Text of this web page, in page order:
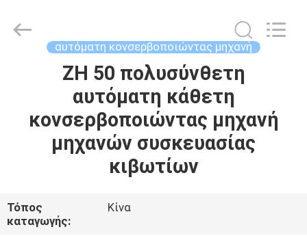
ΠΡΟΪΌΝΤΑ
ΣΧΕΤΙΚΆ
ΕΜΆΣ
Machinery
αυτόματη κονσερβοποιώντας μηχανή
ZH 50 πολυσύνθετη
αυτόματη κάθετη
κονσερβοποιώντας μηχανή
μηχανών συσκευασίας
κιβωτίων
Τόπος
καταγωγής:
Κίνα